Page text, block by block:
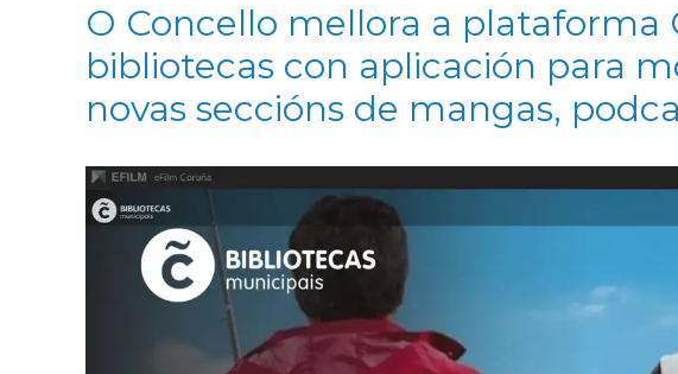
O Concello mellora a plataforma
bibliotecas con aplicación para
novas seccións de mangas,